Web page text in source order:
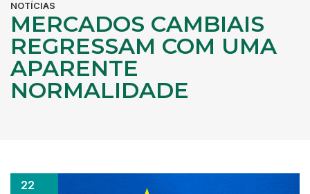
NOTÍCIAS
MERCADOS CAMBIAIS
REGRESSAM COM UMA
APARENTE
NORMALIDADE
22